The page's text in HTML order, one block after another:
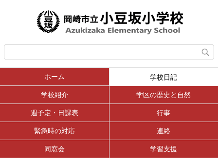
ホーム 学校日記
学校紹介 学区の歴史と自然
週予定・日課表 行事
緊急時の対応 連絡
同窓会 学習支援